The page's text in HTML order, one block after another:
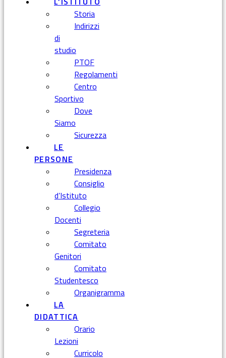
Storia
Indirizzi
di
studio
PTOF
Regolamenti
Centro
Sportivo
Dove
Siamo
Sicurezza
LE
PERSONE
Presidenza
Consiglio
d’Istituto
Collegio
Docenti
Segreteria
Comitato
Genitori
Comitato
Studentesco
Organigramma
LA
DIDATTICA
Orario
Lezioni
Curricolo